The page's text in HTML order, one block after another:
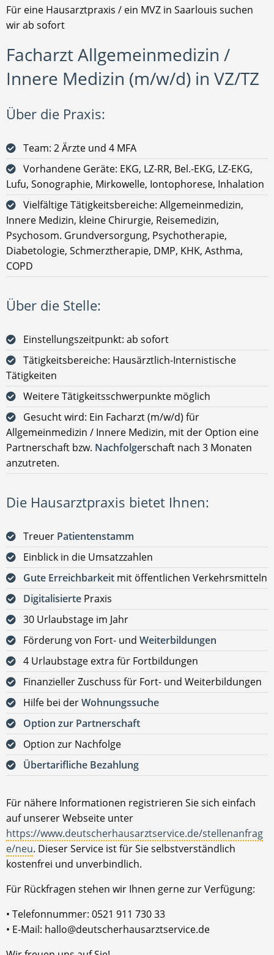
Für eine Hausarztpraxis / ein MVZ in Saarlouis suchen
wir ab sofort
Facharzt Allgemeinmedizin /
Innere Medizin (m/w/d) in VZ/TZ
Über die Praxis:
Team: 2 Ärzte und 4 MFA
Vorhandene Geräte: EKG, LZ-RR, Bel.-EKG, LZ-EKG,
Lufu, Sonographie, Mirkowelle, Iontophorese, Inhalation
Vielfältige Tätigkeitsbereiche: Allgemeinmedizin,
Innere Medizin, kleine Chirurgie, Reisemedizin,
Psychosom. Grundversorgung, Psychotherapie,
Diabetologie, Schmerztherapie, DMP, KHK, Asthma,
COPD
Über die Stelle:
Einstellungszeitpunkt: ab sofort
Tätigkeitsbereiche: Hausärztlich-Internistische
Tätigkeiten
Weitere Tätigkeitsschwerpunkte möglich
Gesucht wird: Ein Facharzt (m/w/d) für
Allgemeinmedizin / Innere Medizin, mit der Option eine
Partnerschaft bzw. Nachfolgerschaft nach 3 Monaten
anzutreten.
Die Hausarztpraxis bietet Ihnen:
Treuer Patientenstamm
Einblick in die Umsatzzahlen
Gute Erreichbarkeit mit öffentlichen Verkehrsmitteln
Digitalisierte Praxis
30 Urlaubstage im Jahr
Förderung von Fort- und Weiterbildungen
4 Urlaubstage extra für Fortbildungen
Finanzieller Zuschuss für Fort- und Weiterbildungen
Hilfe bei derWohnungssuche
Option zur Partnerschaft
Option zur Nachfolge
Übertarifliche Bezahlung
Für nähere Informationen registrieren Sie sich einfach
auf unserer Webseite unter
https://www.deutscherhausarztservice.de/stellenanfrag
e/neu. Dieser Service ist für Sie selbstverständlich
kostenfrei und unverbindlich.
Für Rückfragen stehen wir Ihnen gerne zur Verfügung:
• Telefonnummer: 0521 911 730 33
• E-Mail: hallo@deutscherhausarztservice.de